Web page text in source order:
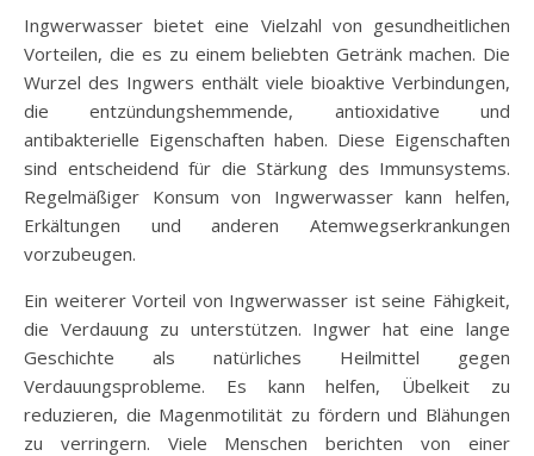
Ingwerwasser bietet eine Vielzahl von gesundheitlichen
Vorteilen, die es zu einem beliebten Getränk machen. Die
Wurzel des Ingwers enthält viele bioaktive Verbindungen,
die entzündungshemmende, antioxidative und
antibakterielle Eigenschaften haben. Diese Eigenschaften
sind entscheidend für die Stärkung des Immunsystems.
Regelmäßiger Konsum von Ingwerwasser kann helfen,
Erkältungen und anderen Atemwegserkrankungen
vorzubeugen.
Ein weiterer Vorteil von Ingwerwasser ist seine Fähigkeit,
die Verdauung zu unterstützen. Ingwer hat eine lange
Geschichte als natürliches Heilmittel gegen
Verdauungsprobleme. Es kann helfen, Übelkeit zu
reduzieren, die Magenmotilität zu fördern und Blähungen
zu verringern. Viele Menschen berichten von einer